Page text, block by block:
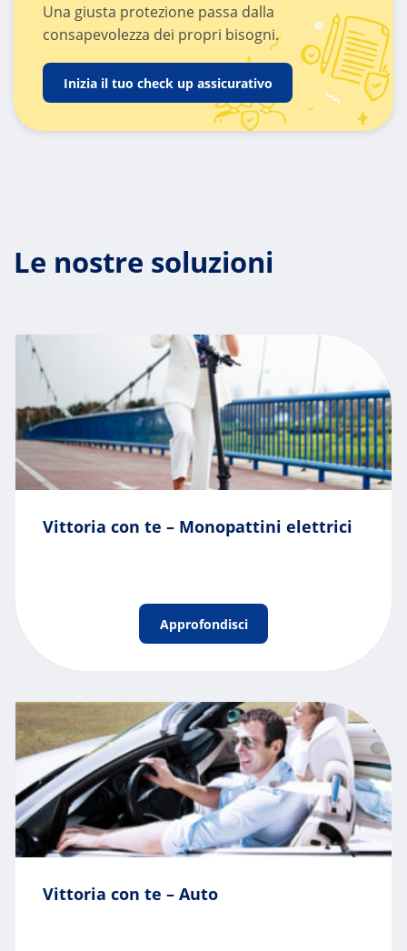
Una giusta protezione passa dalla
consapevolezza dei propri bisogni.
Inizia il tuo check up assicurativo
Le nostre soluzioni
Vittoria con te – Monopattini elettrici
Approfondisci
Vittoria con te – Auto